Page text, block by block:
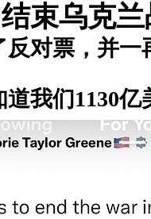
束乌克
对票，并一
我们1130